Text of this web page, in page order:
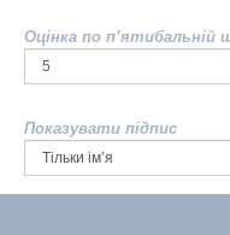
Оцінка по п’ятибальній
Показувати підпис